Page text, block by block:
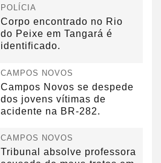
POLÍCIA
Corpo encontrado no Rio
do Peixe em Tangará é
identificado.
CAMPOS NOVOS
Campos Novos se despede
dos jovens vítimas de
acidente na BR-282.
CAMPOS NOVOS
Tribunal absolve professora